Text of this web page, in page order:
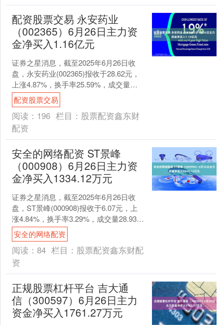
配资股票交易 永安药业
（002365）6月26日主力资
金净买入1.16亿元
证券之星消息，截至2025年6月26日收
盘，永安药业(002365)报收于28.62元，
上涨4.87%，换手率25.59%，成交量
62.85万手，成交额17.6....
配资股票交易
阅读： 196 栏目： 股票配资鑫东财
配资
安全的网络配资 ST景峰
（000908）6月26日主力资
金净买入1334.12万元
证券之星消息，截至2025年6月26日收
盘，ST景峰(000908)报收于6.07元，上
涨4.84%，换手率3.29%，成交量28.93万
手，成交额1.72亿元....
安全的网络配资
阅读： 84 栏目： 股票配资鑫东财配
资
正规股票杠杆平台 吉大通
信（300597）6月26日主力
资金净买入1761.27万元